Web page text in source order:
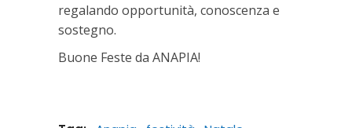
regalando opportunità, conoscenza e
sostegno.
Buone Feste da ANAPIA!